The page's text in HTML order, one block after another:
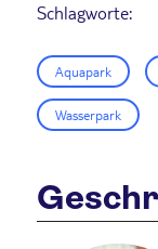
Schlagworte:
Aquapark
Wasserpark